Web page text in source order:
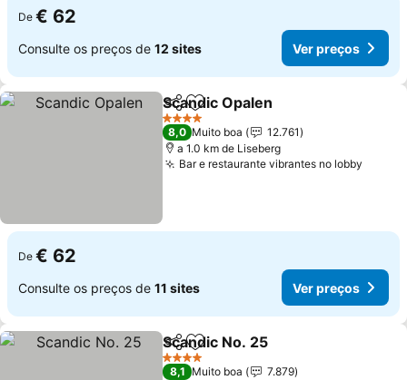
De € 62
Consulte os preços de 12 sites Ver preços
PartilharAdicionar aos favoritos
Scandic Opalen
4 Estrelas
8,0 Muito boa
12.761
a 1.0 km de Liseberg
Bar e restaurante vibrantes no lobby
De € 62
Consulte os preços de 11 sites Ver preços
PartilharAdicionar aos favoritos
Scandic No. 25
4 Estrelas
8,1 Muito boa
7.879